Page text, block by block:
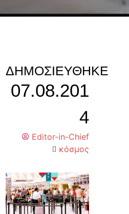
ΔΗΜΟΣΙΕΎΘΗΚΕ
07.08.201
4
Editor-in-Chief
κόσμος